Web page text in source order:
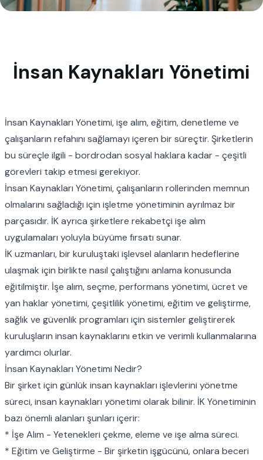
İnsan Kaynakları Yönetimi
İnsan Kaynakları Yönetimi,işe alım, eğitim, denetleme ve
çalışanların refahını sağlamayı içeren bir süreçtir. Şirketlerin
bu süreçle ilgili - bordrodan sosyal haklara kadar - çeşitli
görevleri takip etmesi gerekiyor.
İnsan Kaynakları Yönetimi, çalışanların rollerinden memnun
olmalarını sağladığı için işletme yönetiminin ayrılmaz bir
parçasıdır. İK ayrıca şirketlere rekabetçi işe alım
uygulamaları yoluyla büyüme fırsatı sunar.
İK uzmanları, bir kuruluştaki işlevsel alanların hedeflerine
ulaşmak için birlikte nasıl çalıştığını anlama konusunda
eğitilmiştir. İşe alım, seçme, performans yönetimi, ücret ve
yan haklar yönetimi, çeşitlilik yönetimi, eğitim ve geliştirme,
sağlık ve güvenlik programları için sistemler geliştirerek
kuruluşların insan kaynaklarını etkin ve verimli kullanmalarına
yardımcı olurlar.
İnsan Kaynakları Yönetimi Nedir?
Bir şirket için günlük insan kaynakları işlevlerini yönetme
süreci, insan kaynakları yönetimi olarak bilinir. İK Yönetiminin
bazı önemli alanları şunları içerir:
* İşe Alım - Yetenekleri çekme, eleme ve işe alma süreci.
* Eğitim ve Geliştirme - Bir şirketin işgücünü, onlara beceri